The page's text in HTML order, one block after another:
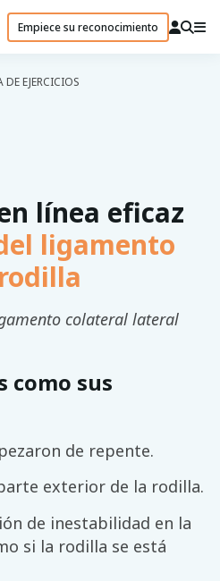
Empiece su reconocimiento
EJERCICIOS
línea eficaz
ligamento
colateral lateral
como sus
de repente.
exterior de la rodilla.
de inestabilidad en la
si la rodilla se está